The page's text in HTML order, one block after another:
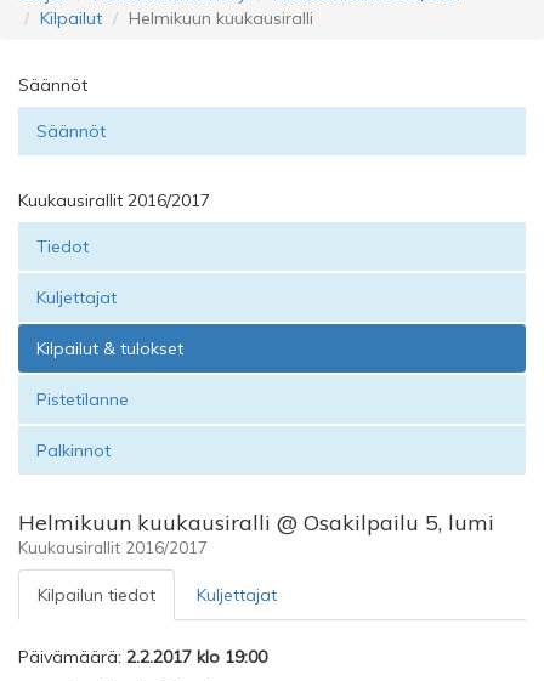
Kilpailut
Helmikuun kuukausiralli
Säännöt
Säännöt
Kuukausirallit 2016/2017
Tiedot
Kuljettajat
Kilpailut & tulokset
Pistetilanne
Palkinnot
Helmikuun kuukausiralli @ Osakilpailu 5, lumi
Kuukausirallit 2016/2017
Kilpailun tiedot Kuljettajat
Päivämäärä: 2.2.2017 klo 19:00